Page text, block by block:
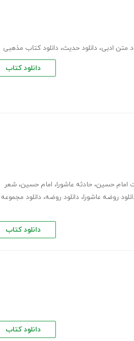
متن ادبی، دانلود حدیث، دانلود کتاب مذهبی
دانلود کتاب
امام حسین، حادثه عاشورا، امام حسین، شعر
روضه عاشورا، دانلود روضه، دانلود مجموعه
دانلود کتاب
دانلود کتاب